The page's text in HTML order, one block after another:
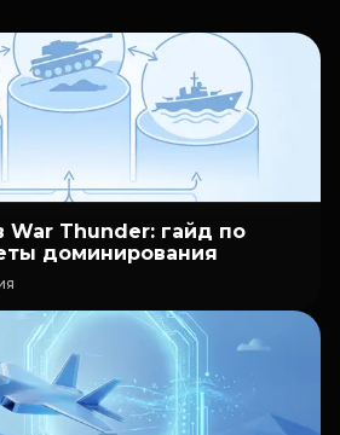
Thunder: гайд по
доминирования